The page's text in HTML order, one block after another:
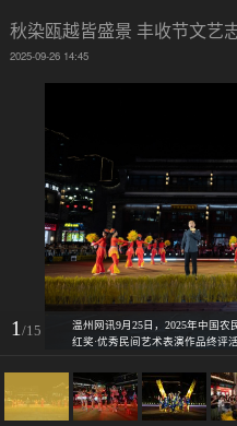
秋染瓯越皆盛景 丰收节文艺
2025-09-26 14:45
1/15
温州网讯9月25日，2025年中国
红奖·优秀民间艺术表演作品终评